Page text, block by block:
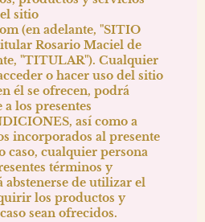
sitio
(en adelante, "SITIO
Rosario Maciel de
"TITULAR"). Cualquier
o hacer uso del sitio
él se ofrecen, podrá
los presentes
así como a
incorporados al presente
caso, cualquier persona
términos y
abstenerse de utilizar el
los productos y
sean ofrecidos.